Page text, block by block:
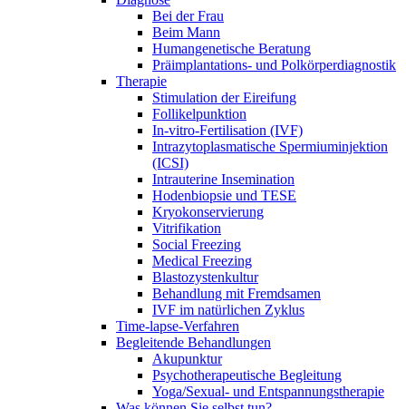
Bei der Frau
Beim Mann
Humangenetische Beratung
Präimplantations- und Polkörperdiagnostik
Therapie
Stimulation der Eireifung
Follikelpunktion
In-vitro-Fertilisation (IVF)
Intrazytoplasmatische Spermiuminjektion
(ICSI)
Intrauterine Insemination
Hodenbiopsie und TESE
Kryokonservierung
Vitrifikation
Social Freezing
Medical Freezing
Blastozystenkultur
Behandlung mit Fremdsamen
IVF im natürlichen Zyklus
Time-lapse-Verfahren
Begleitende Behandlungen
Akupunktur
Psychotherapeutische Begleitung
Yoga/Sexual- und Entspannungstherapie